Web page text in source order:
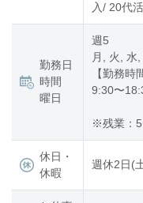
入/ 20代
勤務日
時間
曜日
週5
月, 火, 水
【勤務
9:30〜
※残業：5
休日・
休暇
週休2日(